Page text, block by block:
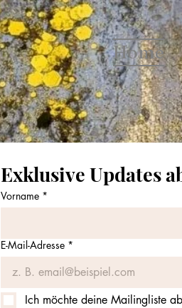
Home
Exklusive Updates
Vorname *
E-Mail-Adresse *
Ich möchte deine Mailingliste